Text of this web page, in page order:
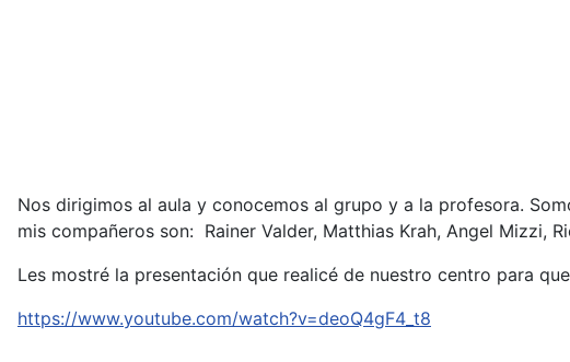
Nos dirigimos al aula y conocemos al grupo y a la profesora.
mis compañeros son: Rainer Valder, Matthias Krah, Angel Mizzi,
Les mostré la presentación que realicé de nuestro centro para
https://www.youtube.com/watch?v=deoQ4gF4_t8